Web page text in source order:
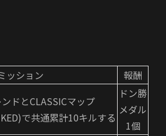
ッション
報酬
ドとCLASSICマップ
で共通累計10キルする
ドン勝
メダル
1個